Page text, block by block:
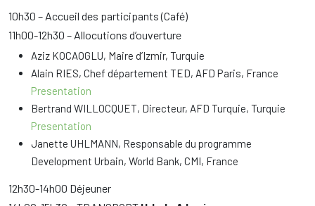
10h30 – Accueil des participants (Café)
11h00-12h30 – Allocutions d’ouverture
Aziz KOCAOGLU, Maire d’Izmir, Turquie
Alain RIES, Chef département TED, AFD Paris, France
Presentation
Bertrand WILLOCQUET, Directeur, AFD Turquie, Turquie
Presentation
Janette UHLMANN, Responsable du programme
Development Urbain, World Bank, CMI, France
12h30-14h00 Déjeuner